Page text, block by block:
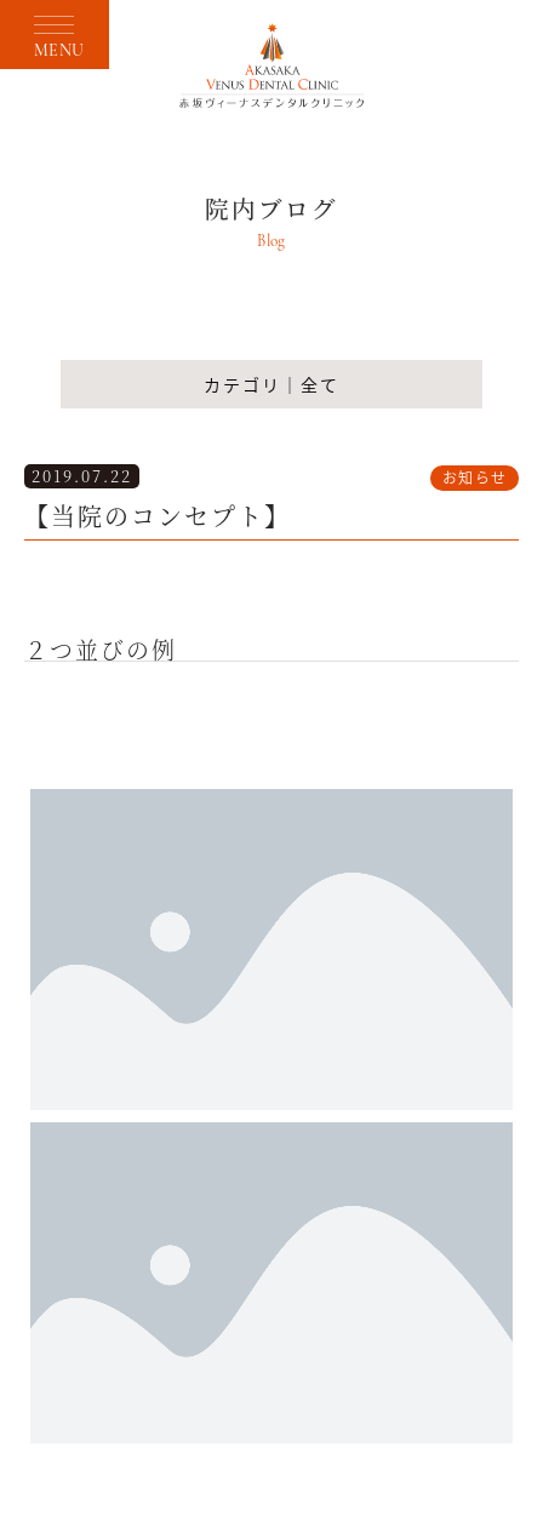
MENU
院内ブログ
Blog
カテゴリ｜全て
2019.07.22
【当院のコンセプト】
お知らせ
２つ並びの例